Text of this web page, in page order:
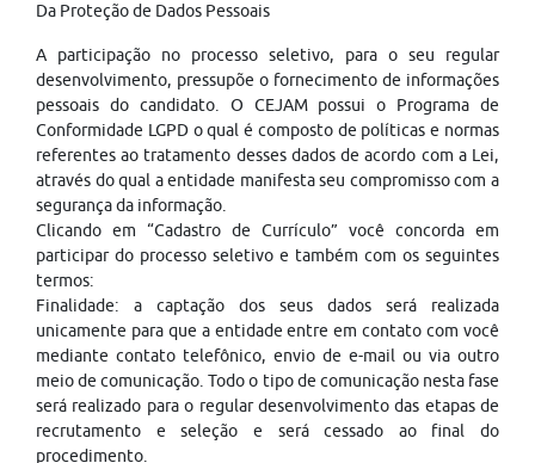
Da Proteção de Dados Pessoais
A participação no processo seletivo, para o seu regular
desenvolvimento, pressupõe o fornecimento de informações
pessoais do candidato. O CEJAM possui o Programa de
Conformidade LGPD o qual é composto de políticas e normas
referentes ao tratamento desses dados de acordo com a Lei,
através do qual a entidade manifesta seu compromisso com a
segurança da informação.
Clicando em “Cadastro de Currículo” você concorda em
participar do processo seletivo e também com os seguintes
termos:
Finalidade: a captação dos seus dados será realizada
unicamente para que a entidade entre em contato com você
mediante contato telefônico, envio de e-mail ou via outro
meio de comunicação. Todo o tipo de comunicação nesta fase
será realizado para o regular desenvolvimento das etapas de
recrutamento e seleção e será cessado ao final do
procedimento.